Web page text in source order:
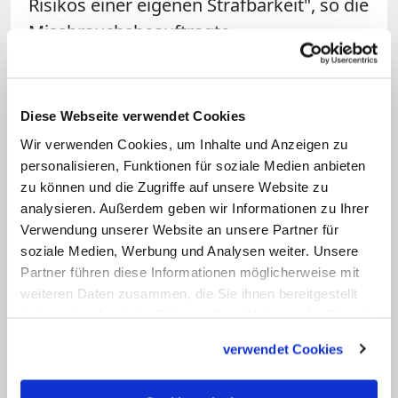
Diese Webseite verwendet Cookies
Wir verwenden Cookies, um Inhalte und Anzeigen zu
personalisieren, Funktionen für soziale Medien anbieten
zu können und die Zugriffe auf unsere Website zu
analysieren. Außerdem geben wir Informationen zu Ihrer
Verwendung unserer Website an unsere Partner für
soziale Medien, Werbung und Analysen weiter. Unsere
Partner führen diese Informationen möglicherweise mit
weiteren Daten zusammen, die Sie ihnen bereitgestellt
verwendet Cookies
Missbrauchsbeauftragte.
zufolge wichtige Beweismittel sein, wenn
Kirche oder den Zugang zu Leistungen
nach dem Opferentschädigungsrecht
geht. "Die Vernichtung von
Beweismitteln als Vorschlag eines
Kommissionsvorsitzenden erscheint
höchst befremdlich und ist aus
stellt sein Gespräch